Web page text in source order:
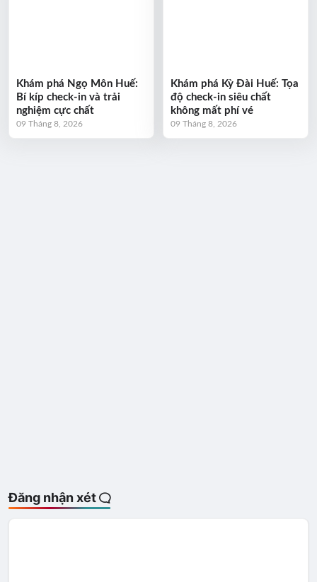
Khám phá Ngọ Môn Huế:
Bí kíp check-in và trải
nghiệm cực chất
09 Tháng 8, 2026
Khám phá Kỳ Đài Huế: Tọa
độ check-in siêu chất
không mất phí vé
09 Tháng 8, 2026
Đăng nhận xét